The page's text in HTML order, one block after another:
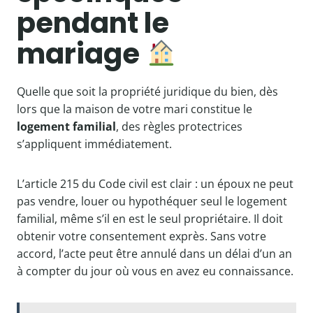
pendant le
mariage
Quelle que soit la propriété juridique du bien, dès
lors que la maison de votre mari constitue le
logement familial, des règles protectrices
s’appliquent immédiatement.
L’article 215 du Code civil est clair : un époux ne peut
pas vendre, louer ou hypothéquer seul le logement
familial, même s’il en est le seul propriétaire. Il doit
obtenir votre consentement exprès. Sans votre
accord, l’acte peut être annulé dans un délai d’un an
à compter du jour où vous en avez eu connaissance.